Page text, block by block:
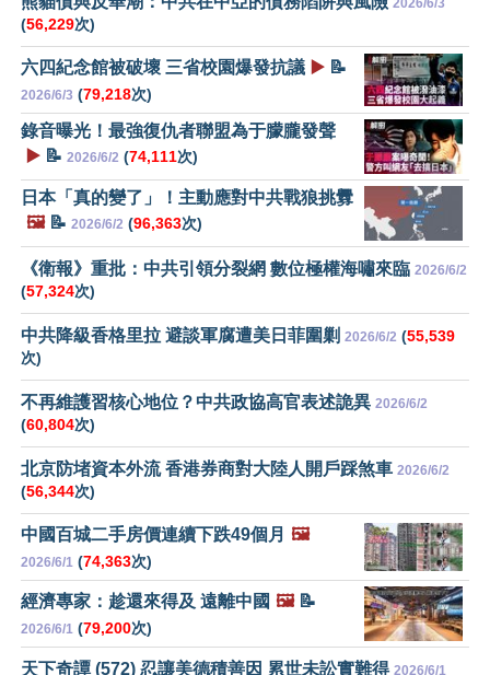
2026/6/3
(56,229次)
六四紀念館被破壞 三省校園爆發抗議 ▶️ 📝
2026/6/3 (79,218次)
錄音曝光！最強復仇者聯盟為于朦朧發聲
▶️ 📝 2026/6/2 (74,111次)
日本「真的變了」！主動應對中共戰狼挑釁
🖼️📝 2026/6/2 (96,363次)
《衛報》重批：中共引領分裂網 數位極權海嘯來臨 2026/6/2
(57,324次)
中共降級香格里拉 避談軍腐遭美日菲圍剿 2026/6/2 (55,539
次)
不再維護習核心地位？中共政協高官表述詭異 2026/6/2
(60,804次)
北京防堵資本外流 香港券商對大陸人開戶踩煞車 2026/6/2
(56,344次)
中國百城二手房價連續下跌49個月 🖼️
2026/6/1 (74,363次)
經濟專家：趁還來得及 遠離中國 🖼️📝
2026/6/1 (79,200次)
天下奇譚 (572) 忍讓美德積善因 累世未訟實難得 2026/6/1